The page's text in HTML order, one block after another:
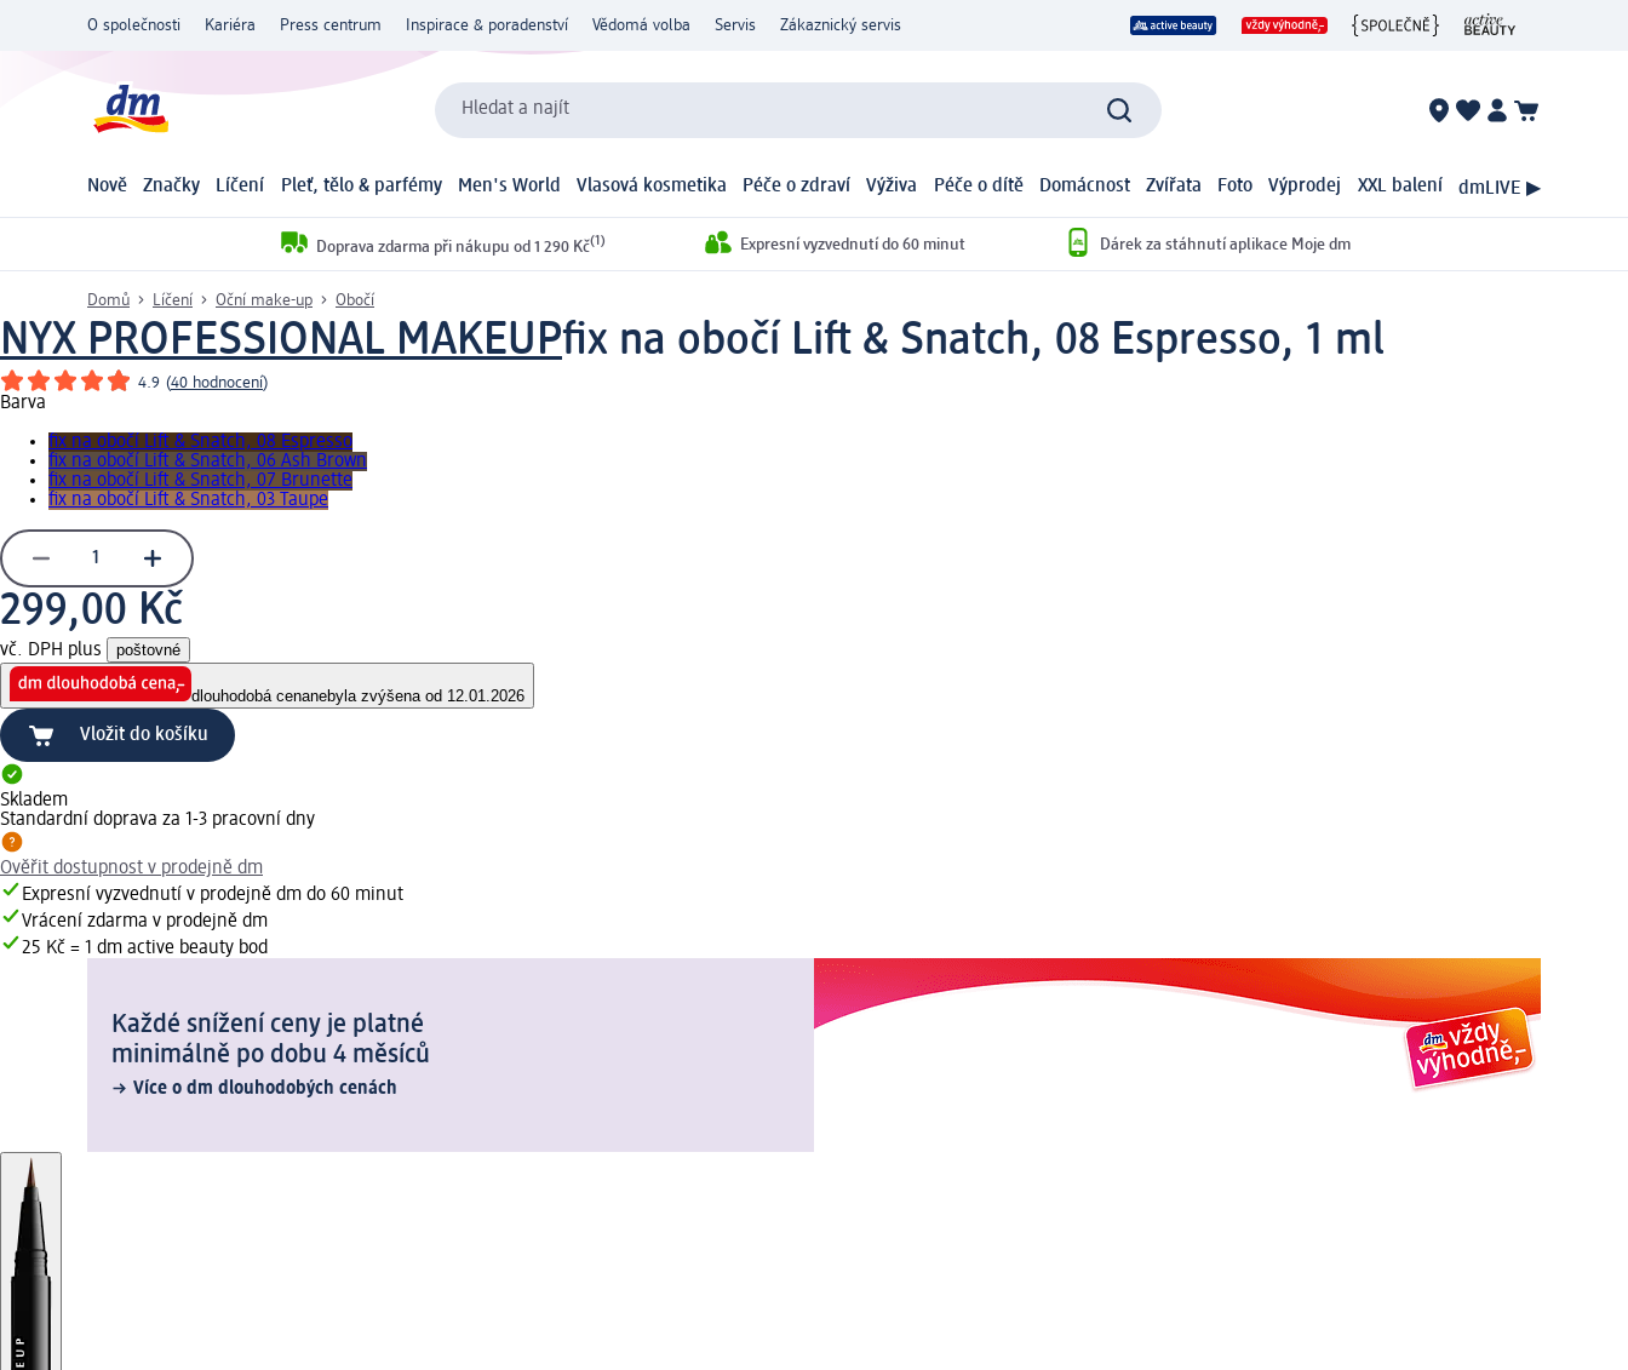
O společnosti Kariéra Press centrum Inspirace & poradenství Vědomá volba Servis Zákaznický servis
Hledat a najít
Nově Značky Líčení Pleť, tělo & parfémy Men's World Vlasová kosmetika Péče o zdraví Výživa Péče o dítě Domácnost Zvířata Foto Výprodej XXL balení dmLIVE ▶
Doprava zdarma při nákupu od 1 290 Kč(1) Expresní vyzvednutí do 60 minut Dárek za stáhnutí aplikace Moje dm
Domů Líčení Oční make-up Obočí
NYX PROFESSIONAL MAKEUPfix na obočí Lift & Snatch, 08 Espresso, 1 ml
4.9 (40 hodnocení)
Barva
fix na obočí Lift & Snatch, 08 Espresso
fix na obočí Lift & Snatch, 06 Ash Brown
fix na obočí Lift & Snatch, 07 Brunette
fix na obočí Lift & Snatch, 03 Taupe
299,00 Kč
vč. DPH plus poštovné
dlouhodobá cenanebyla zvýšena od 12.01.2026
Vložit do košíku
Skladem
Standardní doprava za 1-3 pracovní dny
Ověřit dostupnost v prodejně dm
Expresní vyzvednutí v prodejně dm do 60 minut
Vrácení zdarma v prodejně dm
25 Kč = 1 dm active beauty bod
Každé snížení ceny je platné
minimálně po dobu 4 měsíců
Více o dm dlouhodobých cenách